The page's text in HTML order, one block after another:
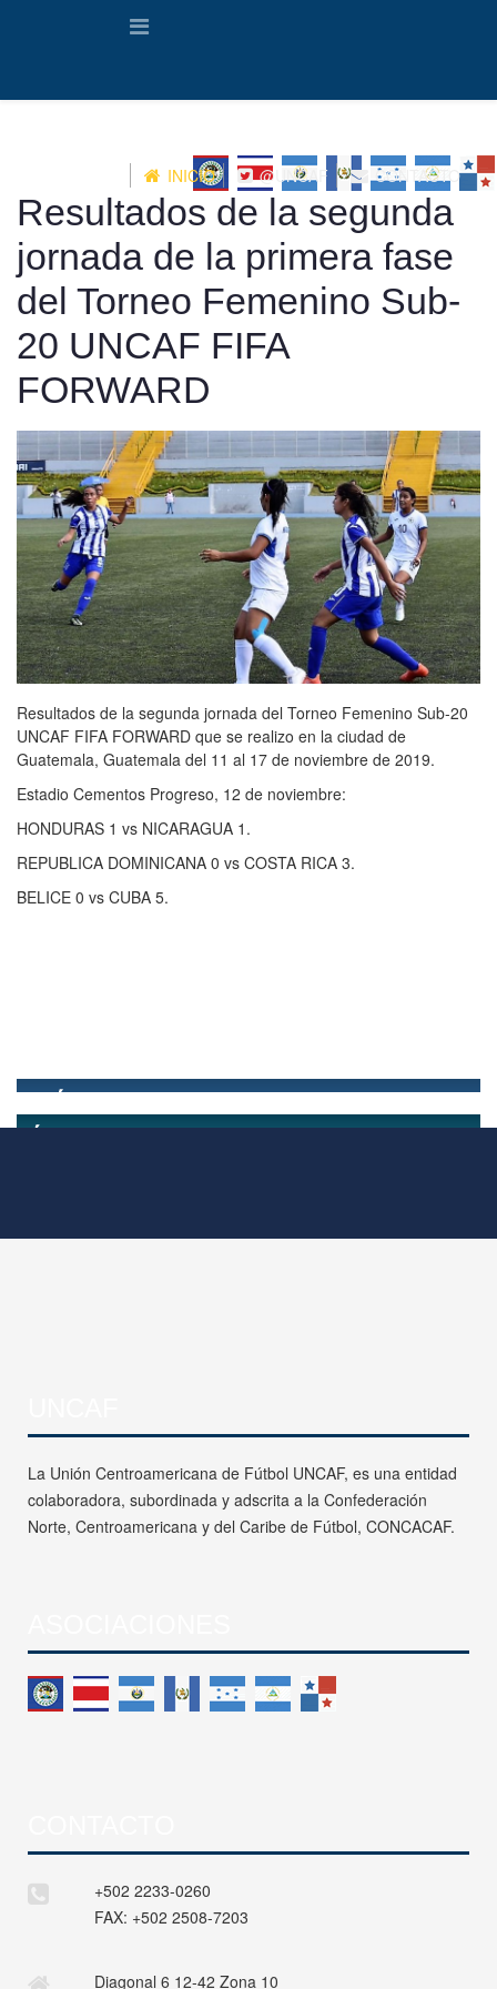
INICIO @UNCAF CONTACTO
Resultados de la segunda
jornada de la primera fase
del Torneo Femenino Sub-
20 UNCAF FIFA
FORWARD
Resultados de la segunda jornada del Torneo Femenino Sub-20
UNCAF FIFA FORWARD que se realizo en la ciudad de
Guatemala, Guatemala del 11 al 17 de noviembre de 2019.
Estadio Cementos Progreso, 12 de noviembre:
HONDURAS 1 vs NICARAGUA 1.
REPUBLICA DOMINICANA 0 vs COSTA RICA 3.
BELICE 0 vs CUBA 5.
La Unión Centroamericana de Fútbol UNCAF, es una entidad
colaboradora, subordinada y adscrita a la Confederación
Norte, Centroamericana y del Caribe de Fútbol, CONCACAF.
+502 2233-0260
FAX: +502 2508-7203
Diagonal 6 12-42 Zona 10